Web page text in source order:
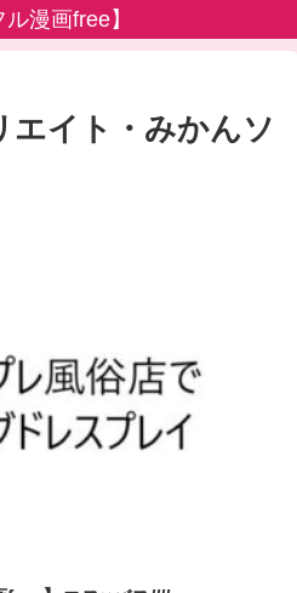
ル漫画free】
エイト・みかんソ